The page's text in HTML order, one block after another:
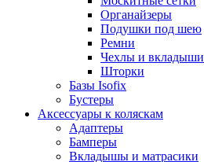
Органайзеры
Подушки под шею
Ремни
Чехлы и вкладыши
Шторки
Базы Isofix
Бустеры
Аксессуары к коляскам
Адаптеры
Бамперы
Вкладышы и матрасики